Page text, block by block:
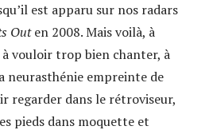
est apparu sur nos radars
Outen 2008. Mais voilà, à
vouloir trop bien chanter, à
neurasthénie empreinte de
regarder dans le rétroviseur,
pieds dans moquette et